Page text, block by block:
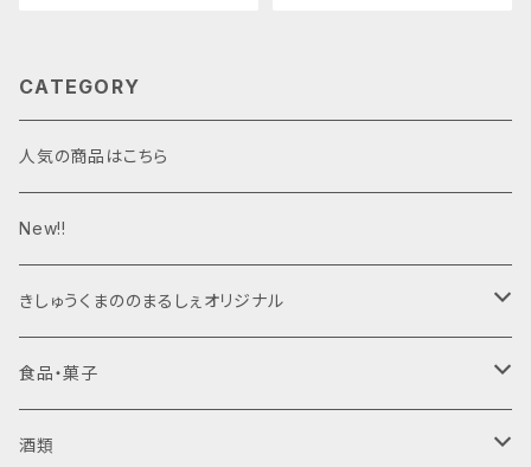
CATEGORY
人気の商品はこちら
New!!
きしゅうくまののまるしぇオリジナル
ジャム
食品・菓子
梅干し
酒類